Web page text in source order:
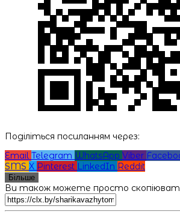
Поділіться посиланням через:
Email Telegram WhatsApp Viber
SMS X Pinterest LinkedIn Reddit
Більше
Ви також можете просто